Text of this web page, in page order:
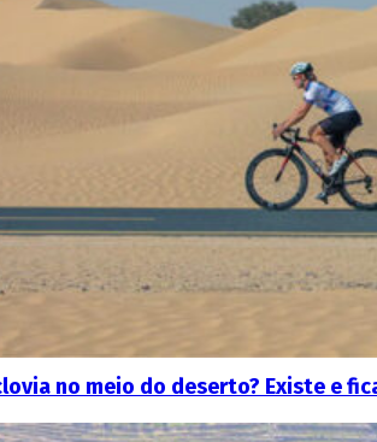
no meio do deserto? Existe e